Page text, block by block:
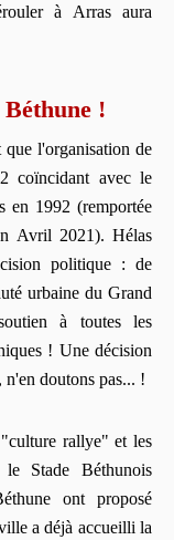
à Arras aura
!
l'organisation de
coïncidant avec le
en 1992 (remportée
Avril 2021). Hélas
politique : de
urbaine du Grand
à toutes les
! Une décision
n'en doutons pas... !
rallye" et les
Stade Béthunois
ont proposé
a déjà accueilli la